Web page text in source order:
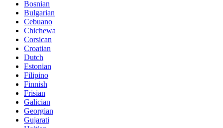
Bosnian
Bulgarian
Cebuano
Chichewa
Corsican
Croatian
Dutch
Estonian
Filipino
Finnish
Frisian
Galician
Georgian
Gujarati